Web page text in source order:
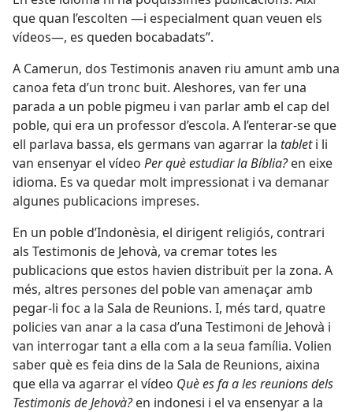
que quan l’escolten —i especialment quan veuen els
vídeos—, es queden bocabadats”.
A Camerun, dos Testimonis anaven riu amunt amb una
canoa feta d’un tronc buit. Aleshores, van fer una
parada a un poble pigmeu i van parlar amb el cap del
poble, qui era un professor d’escola. A l’enterar-se que
ell parlava bassa, els germans van agarrar la tableti li
van ensenyar el vídeo Per què estudiar la Bíblia?en eixe
idioma. Es va quedar molt impressionat i va demanar
algunes publicacions impreses.
En un poble d’Indonèsia, el dirigent religiós, contrari
als Testimonis de Jehovà, va cremar totes les
publicacions que estos havien distribuït per la zona. A
més, altres persones del poble van amenaçar amb
pegar-li foc a la Sala de Reunions. I, més tard, quatre
policies van anar a la casa d’una Testimoni de Jehovà i
van interrogar tant a ella com a la seua família. Volien
saber què es feia dins de la Sala de Reunions, aixina
que ella va agarrar el vídeo Què es fa a les reunions dels
Testimonis de Jehovà?en indonesi i el va ensenyar a la